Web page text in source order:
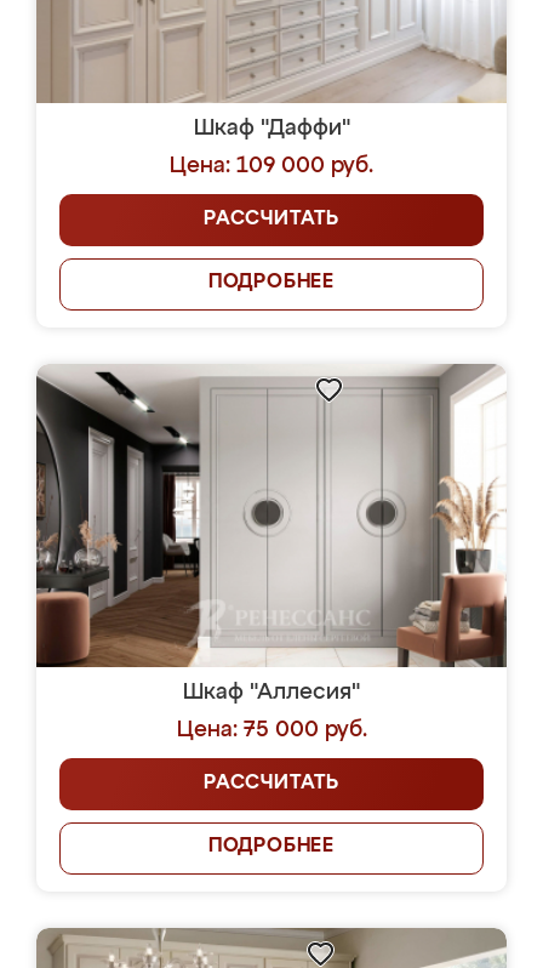
Шкаф "Даффи"
Цена: 109 000 руб.
РАССЧИТАТЬ
ПОДРОБНЕЕ
Шкаф "Аллесия"
Цена: 75 000 руб.
РАССЧИТАТЬ
ПОДРОБНЕЕ